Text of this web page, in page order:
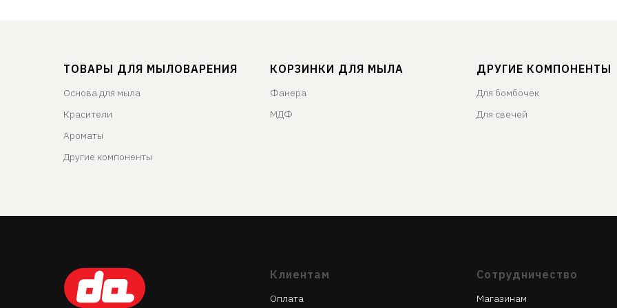
ТОВАРЫ ДЛЯ МЫЛОВАРЕНИЯ
Основа для мыла
Красители
Ароматы
Другие компоненты
КОРЗИНКИ ДЛЯ МЫЛА
Фанера
МДФ
ДРУГИЕ КОМПОНЕНТЫ
Для бомбочек
Для свечей
Клиентам
Оплата
Сотрудничество
Магазинам